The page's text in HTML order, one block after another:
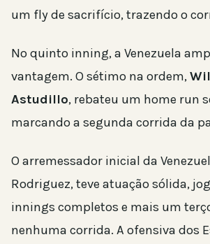
um fly de sacrifício, trazendo o
No quinto inning, a Venezuela
vantagem. O sétimo na ordem,
Astudillo, rebateu um home run
marcando a segunda corrida da
O arremessador inicial da
Rodriguez, teve atuação sólida,
innings completos e mais um
nenhuma corrida. A ofensiva dos